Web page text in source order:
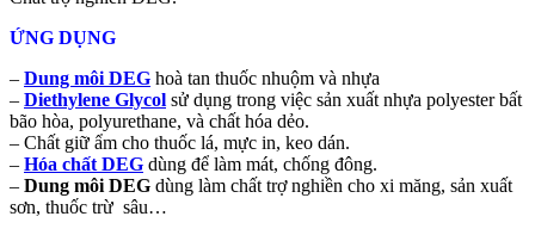
ỨNG DỤNG
– Dung môi DEG hoà tan thuốc nhuộm và nhựa
– Diethylene Glycol sử dụng trong việc sản xuất nhựa polyester bất
bão hòa, polyurethane, và chất hóa dẻo.
– Chất giữ ẩm cho thuốc lá, mực in, keo dán.
– Hóa chất DEG dùng để làm mát, chống đông.
– Dung môi DEG dùng làm chất trợ nghiền cho xi măng, sản xuất
sơn, thuốc trừ sâu…